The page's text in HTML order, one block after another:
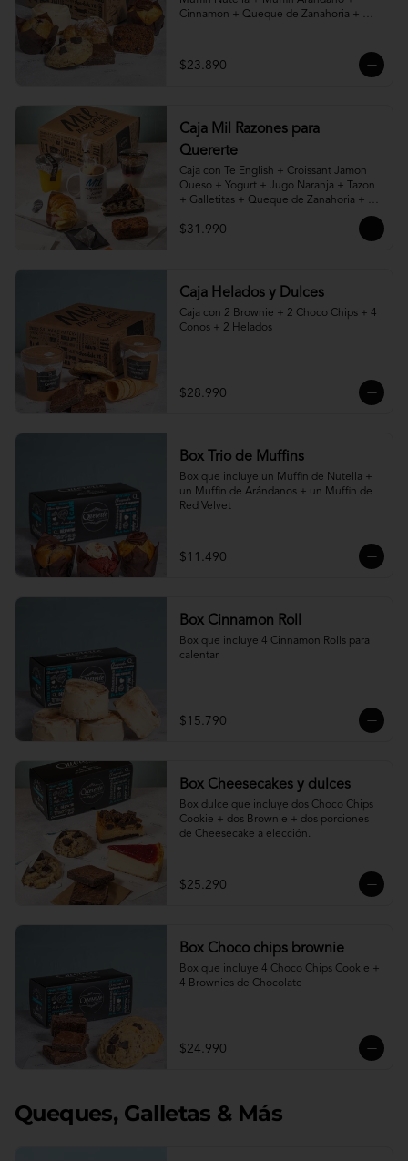
Cinnamon + Queque de Zanahoria +
$23.890
Caja Mil Razones para
Quererte
Caja con Te English + Croissant Jamon
Queso + Yogurt + Jugo Naranja + Tazon
+ Galletitas + Queque de Zanahoria +
Porción de Torta, Cheesecake, Kuchen o
Pie a elección.
$31.990
Caja Helados y Dulces
Caja con 2 Brownie + 2 Choco Chips + 4
Conos + 2 Helados
$28.990
Box Trio de Muffins
Box que incluye un Muffin de Nutella +
un Muffin de Arándanos + un Muffin de
Red Velvet
$11.490
Box Cinnamon Roll
Box que incluye 4 Cinnamon Rolls para
calentar
$15.790
Box Cheesecakes y dulces
Box dulce que incluye dos Choco Chips
Cookie + dos Brownie + dos porciones
de Cheesecake a elección.
$25.290
Box Choco chips brownie
Box que incluye 4 Choco Chips Cookie +
4 Brownies de Chocolate
$24.990
Queques, Galletas & Más